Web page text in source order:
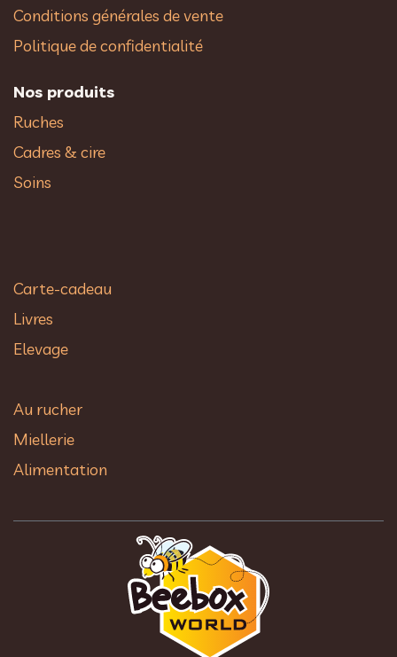
Conditions générales de vente
Politique de confidentialité
Nos produits
Ruches
Cadres & cire
Soins
Carte-cadeau
Livres
Elevage
Au rucher​
Miellerie
Alimentation